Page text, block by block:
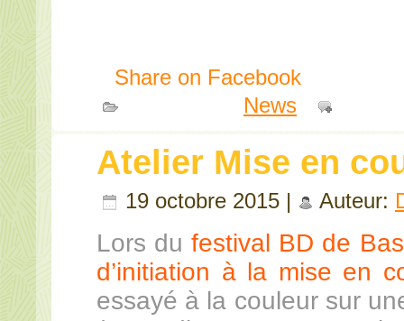
Share on Facebook
News
Atelier Mise en
19 octobre 2015 | Auteur:
Lors dufestival BD de
d’initiation à la mise en
essayé à la couleur sur